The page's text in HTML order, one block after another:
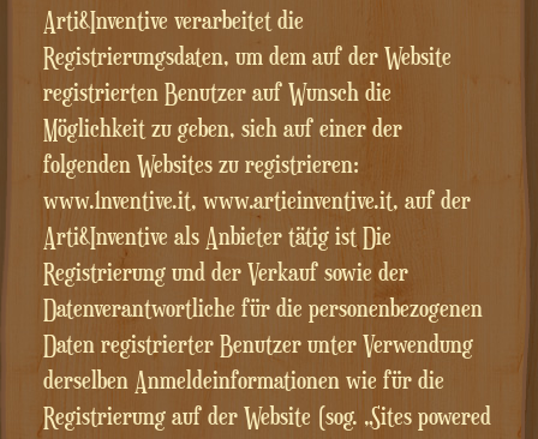
Arti&Inventive verarbeitet die
Registrierungsdaten, um dem auf der Website
registrierten Benutzer auf Wunsch die
Möglichkeit zu geben, sich auf einer der
folgenden Websites zu registrieren:
www.1nventive.it, www.artieinventive.it, auf der
Arti&Inventive als Anbieter tätig ist Die
Registrierung und der Verkauf sowie der
Datenverantwortliche für die personenbezogenen
Daten registrierter Benutzer unter Verwendung
derselben Anmeldeinformationen wie für die
Registrierung auf der Website (sog. „Sites powered